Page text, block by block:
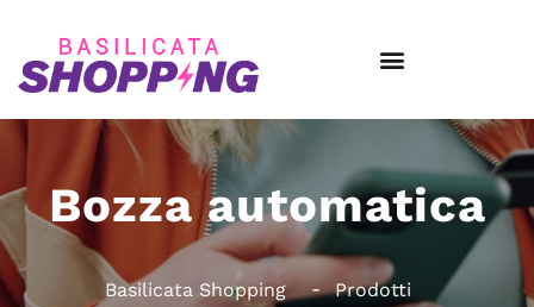
Bozza automatica
Basilicata Shopping
Prodotti